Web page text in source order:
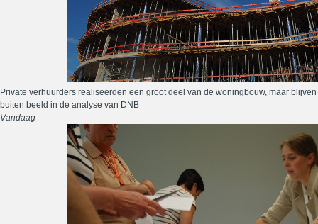
Private verhuurders realiseerden een groot deel van de woningbouw, maar blijven
buiten beeld in de analyse van DNB
Vandaag